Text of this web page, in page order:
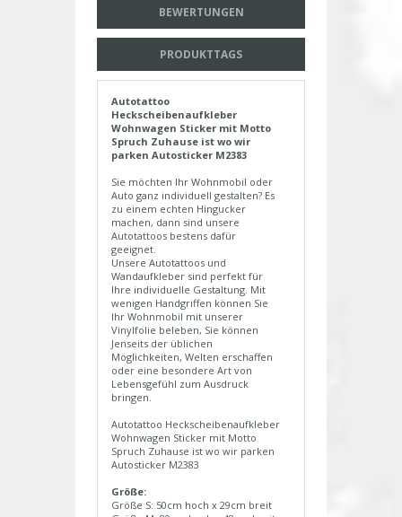
BEWERTUNGEN
PRODUKTTAGS
Autotattoo
Heckscheibenaufkleber
Wohnwagen Sticker mit Motto
Spruch Zuhause ist wo wir
parken Autosticker M2383
Sie möchten Ihr Wohnmobil oder
Auto ganz individuell gestalten? Es
zu einem echten Hingucker
machen, dann sind unsere
Autotattoos bestens dafür
geeignet.
Unsere Autotattoos und
Wandaufkleber sind perfekt für
Ihre individuelle Gestaltung. Mit
wenigen Handgriffen können Sie
Ihr Wohnmobil mit unserer
Vinylfolie beleben, Sie können
Jenseits der üblichen
Möglichkeiten, Welten erschaffen
oder eine besondere Art von
Lebensgefühl zum Ausdruck
bringen.
Autotattoo Heckscheibenaufkleber
Wohnwagen Sticker mit Motto
Spruch Zuhause ist wo wir parken
Autosticker M2383
Größe:
Größe S: 50cm hoch x 29cm breit